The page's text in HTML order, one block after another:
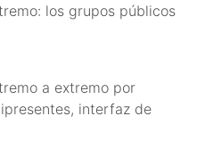
los grupos públicos
a extremo por
interfaz de